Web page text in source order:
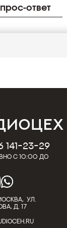
ответ
AV-
заводах
TOSLINK
141-23-29
с 10:00 до
УЛ.
Д. 17